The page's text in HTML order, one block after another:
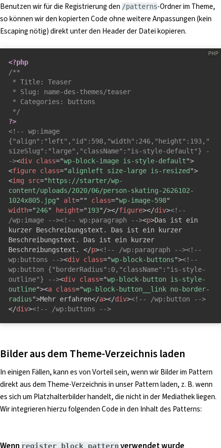
Benutzen wir für die Registrierung den /patterns-Ordner im Theme,
so können wir den kopierten Code ohne weitere Anpassungen (kein
Escaping nötig) direkt unter den Header der Datei kopieren.
<?php
/**
*/
?>
<!-- wp:image
{"align":"left","id":598,"width":246,"height":193,"
sizeSlug":"large","className":"is-style-default"} -
-><div class="wp-block-image is-style-default">
<figure class="alignleft size-large is-resized ">
<img src=" https://starter/wp-
content/uploads/2020/06/person-skating-2626102-
1024x805.jpg" alt=" " class="wp-image-598"
width="246" height="193"/></figure></div><!--
/wp:image --><!-- wp:paragraph --><p>Das ist ein
kurzer Beschreibungstext. Das ist ein kurzer
Beschreibungstext. Das ist ein kurzer
Beschreibungstext. </p><!-- /wp:paragraph --><!--
wp:buttons --><div class="wp-block-buttons"><!--
wp:button {"borderRadius":0,"className":"is-style-
outline"} --><div class="wp-block-button is-style-
outline"><a class="wp-block-button__link no-border-
radius">Mehr erfahren</a></div><!-- /wp:button -->
</div><!-- /wp:buttons -->
Bilder aus dem Theme-Verzeichnis laden
In einigen Fällen, kann es von Vorteil sein, wenn wir Bilder im Pattern
direkt aus dem Theme-Verzeichnis in unser Pattern laden, z. B. wenn
es sich um Platzhalterbilder handelt, die nicht in der Mediathek liegen.
Wir integrieren hierzu folgenden Code in den Inhalt des Patterns:
register_block_pattern